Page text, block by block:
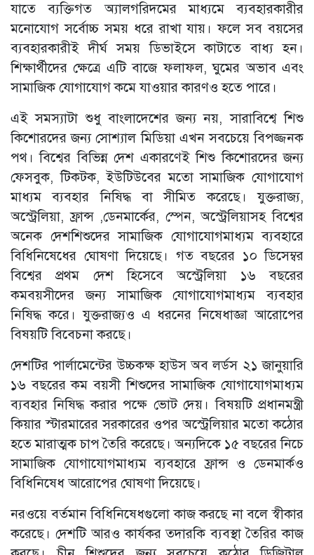
যাতে ব্যক্তিগত অ্যালগরিদমের মাধ্যমে ব্যবহারকারীর
মনোযোগ সর্বোচ্চ সময় ধরে রাখা যায়। ফলে সব বয়সের
ব্যবহারকারীই দীর্ঘ সময় ডিভাইসে কাটাতে বাধ্য হন।
শিক্ষার্থীদের ক্ষেত্রে এটি বাজে ফলাফল, ঘুমের অভাব এবং
সামাজিক যোগাযোগ কমে যাওয়ার কারণও হতে পারে।
এই সমস্যাটা শুধু বাংলাদেশের জন্য নয়, সারাবিশ্বে শিশু
কিশোরদের জন্য সোশ্যাল মিডিয়া এখন সবচেয়ে বিপজ্জনক
পথ। বিশ্বের বিভিন্ন দেশ একারণেই শিশু কিশোরদের জন্য
ফেসবুক, টিকটক, ইউটিউবের মতো সামাজিক যোগাযোগ
মাধ্যম ব্যবহার নিষিদ্ধ বা সীমিত করেছে। যুক্তরাজ্য,
অস্ট্রেলিয়া, ফ্রান্স ,ডেনমার্কের, স্পেন, অস্ট্রেলিয়াসহ বিশ্বের
অনেক দেশশিশুদের সামাজিক যোগাযোগমাধ্যম ব্যবহারে
বিধিনিষেধের ঘোষণা দিয়েছে। গত বছরের ১০ ডিসেম্বর
বিশ্বের প্রথম দেশ হিসেবে অস্ট্রেলিয়া ১৬ বছরের
কমবয়সীদের জন্য সামাজিক যোগাযোগমাধ্যম ব্যবহার
নিষিদ্ধ করে। যুক্তরাজ্যও এ ধরনের নিষেধাজ্ঞা আরোপের
বিষয়টি বিবেচনা করছে।
দেশটির পার্লামেন্টের উচ্চকক্ষ হাউস অব লর্ডস ২১ জানুয়ারি
১৬ বছরের কম বয়সী শিশুদের সামাজিক যোগাযোগমাধ্যম
ব্যবহার নিষিদ্ধ করার পক্ষে ভোট দেয়। বিষয়টি প্রধানমন্ত্রী
কিয়ার স্টারমারের সরকারের ওপর অস্ট্রেলিয়ার মতো কঠোর
হতে মারাত্মক চাপ তৈরি করেছে। অন্যদিকে ১৫ বছরের নিচে
সামাজিক যোগাযোগমাধ্যম ব্যবহারে ফ্রান্স ও ডেনমার্কও
বিধিনিষেধ আরোপের ঘোষণা দিয়েছে।
নরওয়ে বর্তমান বিধিনিষেধগুলো কাজ করছে না বলে স্বীকার
করেছে। দেশটি আরও কার্যকর তদারকি ব্যবস্থা তৈরির কাজ